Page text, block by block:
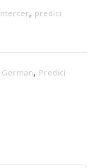
, predici
German, Predici